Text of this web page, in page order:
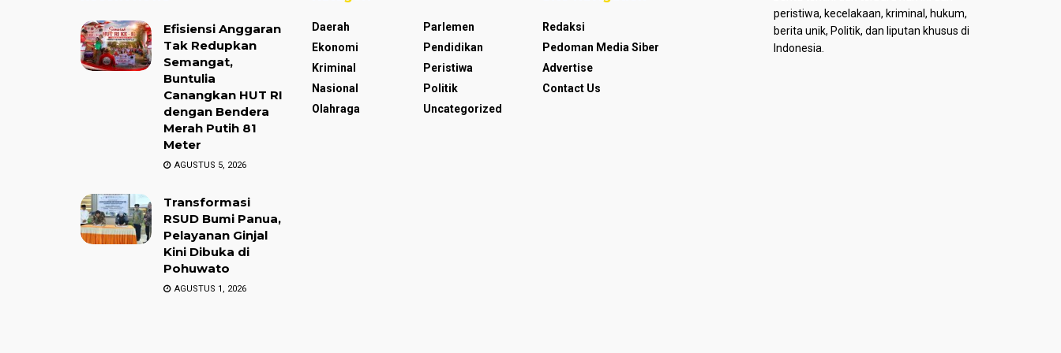
Efisiensi Anggaran
Tak Redupkan
Semangat,
Buntulia
Canangkan HUT RI
dengan Bendera
Merah Putih 81
Meter
AGUSTUS 5, 2026
Transformasi
RSUD Bumi Panua,
Pelayanan Ginjal
Kini Dibuka di
Pohuwato
AGUSTUS 1, 2026
Daerah
Ekonomi
Kriminal
Nasional
Olahraga
Parlemen
Pendidikan
Peristiwa
Politik
Uncategorized
Redaksi
Pedoman Media Siber
Advertise
Contact Us
peristiwa, kecelakaan, kriminal, hukum,
berita unik, Politik, dan liputan khusus di
Indonesia.